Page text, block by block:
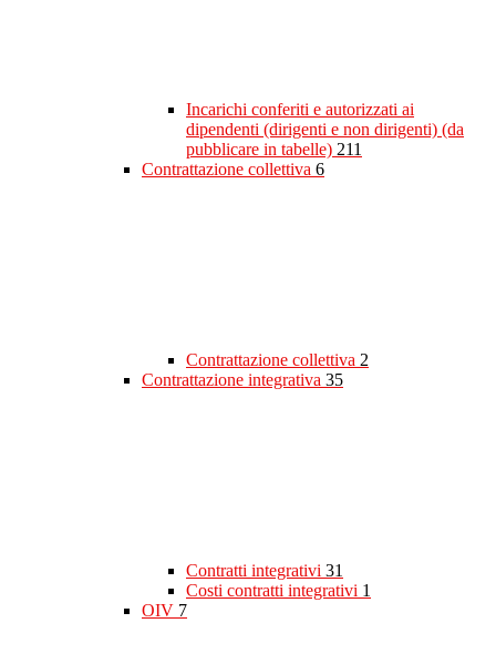
Incarichi conferiti e autorizzati ai
dipendenti (dirigenti e non dirigenti) (da
pubblicare in tabelle) 211
Contrattazione collettiva 6
Contrattazione collettiva 2
Contrattazione integrativa 35
Contratti integrativi 31
Costi contratti integrativi 1
OIV 7